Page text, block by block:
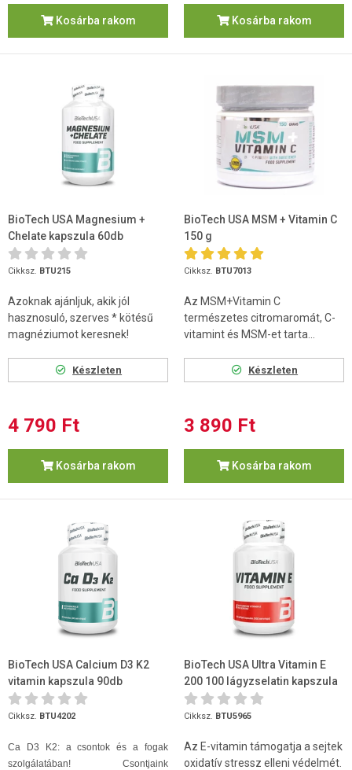
Kosárba rakom Kosárba rakom
BioTech USA Magnesium +
Chelate kapszula 60db
Cikksz. BTU215
Azoknak ajánljuk, akik jól
hasznosuló, szerves * kötésű
magnéziumot keresnek!
Készleten
4 790 Ft
Kosárba rakom
BioTech USA MSM + Vitamin C
150 g
Cikksz. BTU7013
Az MSM+Vitamin C
természetes citromaromát, C-
vitamint és MSM-et tarta...
Készleten
3 890 Ft
Kosárba rakom
BioTech USA Calcium D3 K2
vitamin kapszula 90db
Cikksz. BTU4202
Ca D3 K2: a csontok és a fogak
szolgálatában! Csontjaink
BioTech USA Ultra Vitamin E
200 100 lágyzselatin kapszula
Cikksz. BTU5965
Az E-vitamin támogatja a sejtek
oxidatív stressz elleni védelmét.